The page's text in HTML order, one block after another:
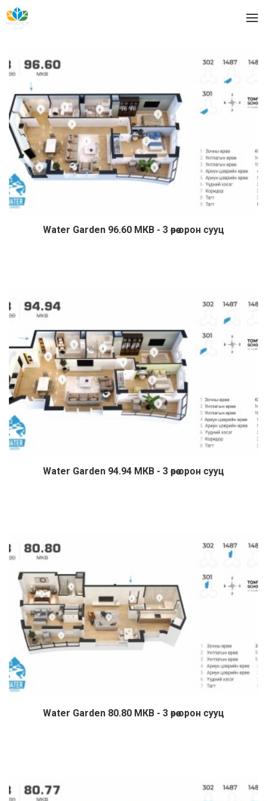
Дэлгэрэнгүй
Water Garden 96.60 МКВ - 3 өрөө орон сууц
Дэлгэрэнгүй
Water Garden 94.94 МКВ - 3 өрөө орон сууц
Дэлгэрэнгүй
Water Garden 80.80 МКВ - 3 өрөө орон сууц